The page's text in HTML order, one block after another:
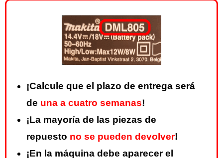
¡Calcule que el plazo de entrega será
de una a cuatro semanas!
¡La mayoría de las piezas de
repuesto no se pueden devolver!
¡En la máquina debe aparecer el